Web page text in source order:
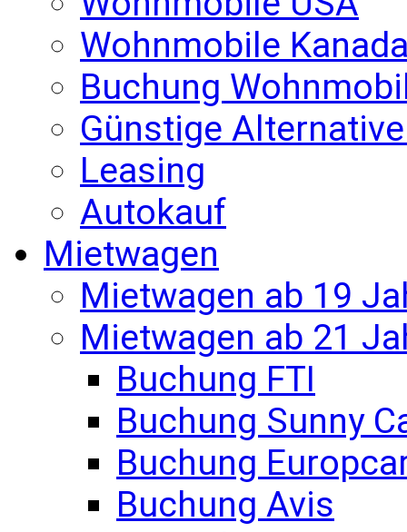
Wohnmobile
Buchung
Günstige
Leasing
Autokauf
Mietwagen
Mietwagen ab 19
Mietwagen ab 21
Buchung FTI
Buchung Sunny
Buchung
Buchung Avis